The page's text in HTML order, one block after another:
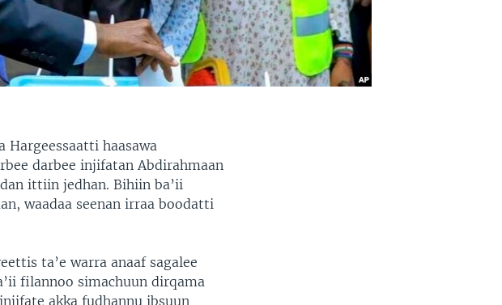
Hargeessaatti haasawa
darbee injifatan Abdirahmaan
ittiin jedhan. Bihiin ba’ii
waadaa seenan irraa boodatti
ta’e warra anaaf sagalee
filannoo simachuun dirqama
akka fudhannu ibsuun